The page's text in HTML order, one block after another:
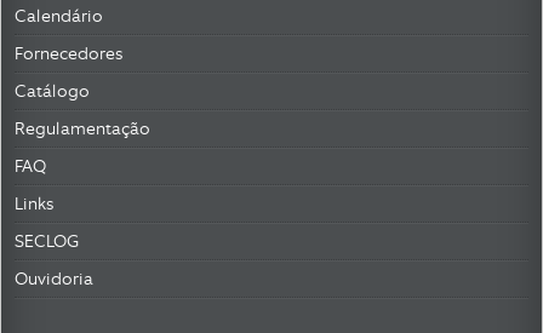
Calendário
Fornecedores
Catálogo
Regulamentação
FAQ
Links
SECLOG
Ouvidoria